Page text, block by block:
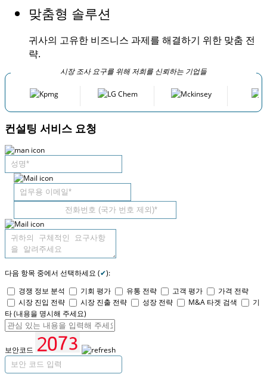
맞춤형 솔루션
귀사의 고유한 비즈니스 과제를 해결하기 위한 맞춤 전
략.
시장 조사 요구를 위해 저희를 신뢰하는 기업들
컨설팅 서비스 요청
다음 항목 중에서 선택하세요 (✔):
경쟁 정보 분석
기회 평가 유통 전략 고객 평가
가격 전략
시장 진입 전략
시장 진출 전략 성장 전략 M&A 타겟 검색
기
타 (내용을 명시해 주세요)
보안코드